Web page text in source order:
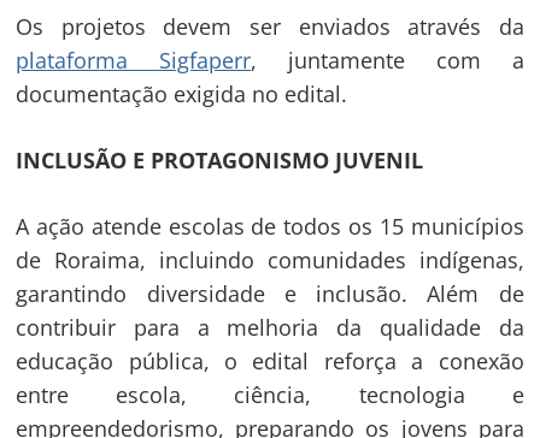
Os projetos devem ser enviados através da
plataforma Sigfaperr, juntamente com a
documentação exigida no edital.
INCLUSÃO E PROTAGONISMO JUVENIL
A ação atende escolas de todos os 15 municípios
de Roraima, incluindo comunidades indígenas,
garantindo diversidade e inclusão. Além de
contribuir para a melhoria da qualidade da
educação pública, o edital reforça a conexão
entre escola, ciência, tecnologia e
empreendedorismo, preparando os jovens para